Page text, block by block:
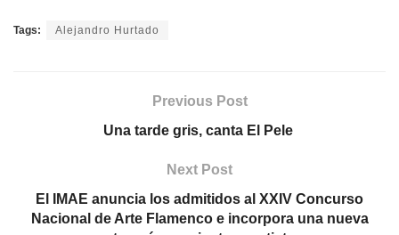
Tags: Alejandro Hurtado
Previous Post
Una tarde gris, canta El Pele
Next Post
El IMAE anuncia los admitidos al XXIV Concurso
Nacional de Arte Flamenco e incorpora una nueva